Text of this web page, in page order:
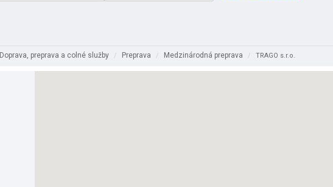
Doprava, preprava a colné služby / Preprava / Medzinárodná preprava / TRAGO s.r.o.